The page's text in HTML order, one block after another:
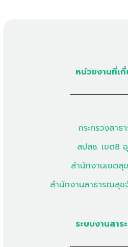
หน่วยงานที่เ
กระทรวงสา
สปสช. เขต8
สำนักงานเขตสุ
สำนักงานสาธารณสุข
ระบบงานสาร